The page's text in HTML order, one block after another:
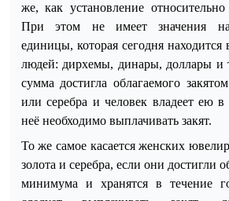
же, как установление
При этом не имеет значения
единицы, которая сегодня
людей: дирхемы, динары, доллары и
сумма достигла облагаемого
или серебра и человек владеет ею в
неё необходимо выплачивать закят.
То же самое касается женских
золота и серебра, если они достигли
минимума и хранятся в течение